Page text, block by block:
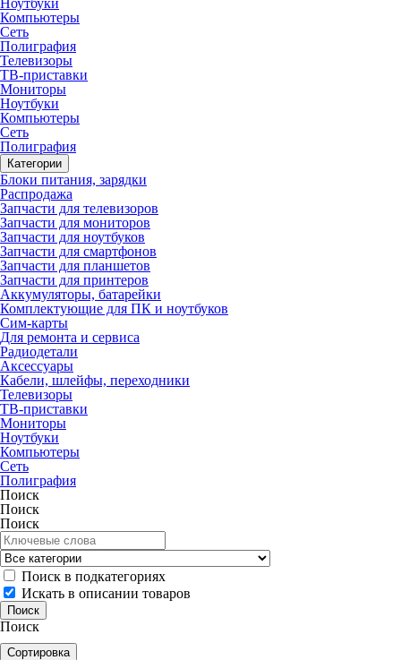
Ноутбуки
Компьютеры
Сеть
Полиграфия
Телевизоры
ТВ-приставки
Мониторы
Ноутбуки
Компьютеры
Сеть
Полиграфия
Категории
Блоки питания, зарядки
Распродажа
Запчасти для телевизоров
Запчасти для мониторов
Запчасти для ноутбуков
Запчасти для смартфонов
Запчасти для планшетов
Запчасти для принтеров
Аккумуляторы, батарейки
Комплектующие для ПК и ноутбуков
Сим-карты
Для ремонта и сервиса
Радиодетали
Аксессуары
Кабели, шлейфы, переходники
Телевизоры
ТВ-приставки
Мониторы
Ноутбуки
Компьютеры
Сеть
Полиграфия
Поиск
Поиск
Поиск
Поиск в подкатегориях
Искать в описании товаров
Поиск
Сортировка